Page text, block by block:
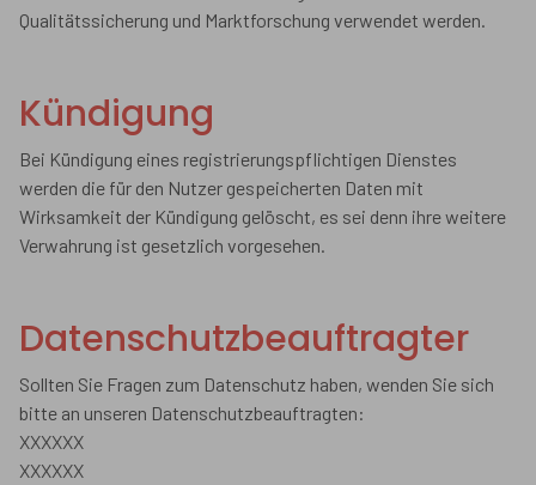
Qualitätssicherung und Marktforschung verwendet werden.
Kündigung
Bei Kündigung eines registrierungspflichtigen Dienstes
werden die für den Nutzer gespeicherten Daten mit
Wirksamkeit der Kündigung gelöscht, es sei denn ihre weitere
Verwahrung ist gesetzlich vorgesehen.
Datenschutzbeauftragter
Sollten Sie Fragen zum Datenschutz haben, wenden Sie sich
bitte an unseren Datenschutzbeauftragten:
XXXXXX
XXXXXX